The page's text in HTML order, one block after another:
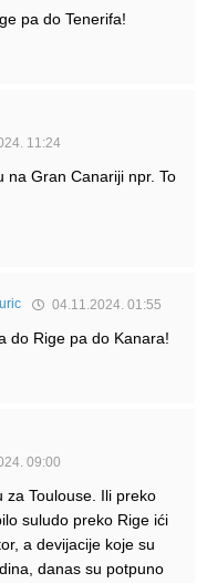
pa do Tenerifa!
11:24
na Gran Canariji npr. To
04.11.2024. 01:55
do Rige pa do Kanara!
09:00
za Toulouse. Ili preko
suludo preko Rige ići
a devijacije koje su
danas su potpuno